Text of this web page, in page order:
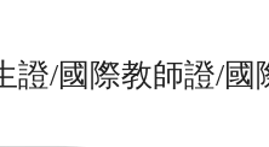
證/國際教師證/